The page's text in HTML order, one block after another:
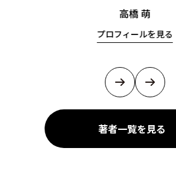
高橋 萌
プロフィールを見る
著者一覧を見る